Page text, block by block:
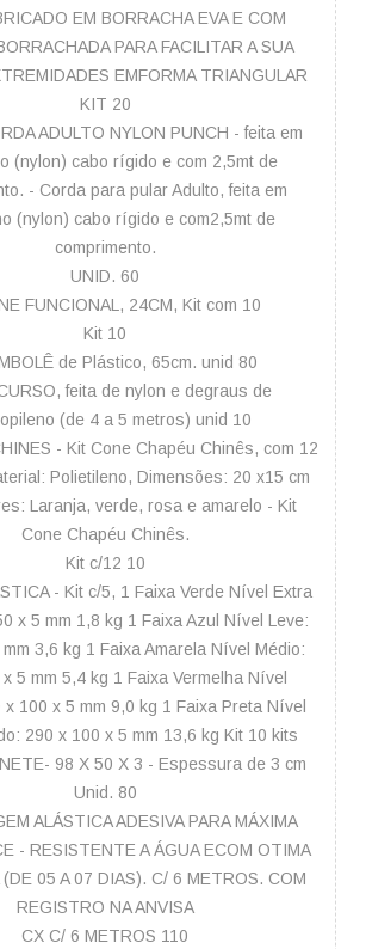
EM BORRACHA EVA E COM
PARA FACILITAR A SUA
EMFORMA TRIANGULAR
KIT 20
ADULTO NYLON PUNCH - feita em
(nylon) cabo rígido e com 2,5mt de
- Corda para pular Adulto, feita em
(nylon) cabo rígido e com2,5mt de
comprimento.
UNID. 60
FUNCIONAL, 24CM, Kit com 10
Kit 10
de Plástico, 65cm. unid 80
feita de nylon e degraus de
(de 4 a 5 metros) unid 10
- Kit Cone Chapéu Chinês, com 12
Polietileno, Dimensões: 20 x15 cm
Laranja, verde, rosa e amarelo - Kit
Cone Chapéu Chinês.
Kit c/12 10
- Kit c/5, 1 Faixa Verde Nível Extra
x 5 mm 1,8 kg 1 Faixa Azul Nível Leve:
3,6 kg 1 Faixa Amarela Nível Médio:
5 mm 5,4 kg 1 Faixa Vermelha Nível
100 x 5 mm 9,0 kg 1 Faixa Preta Nível
290 x 100 x 5 mm 13,6 kg Kit 10 kits
98 X 50 X 3 - Espessura de 3 cm
Unid. 80
ALÁSTICA ADESIVA PARA MÁXIMA
- RESISTENTE A ÁGUA ECOM OTIMA
(DE 05 A 07 DIAS). C/ 6 METROS. COM
REGISTRO NA ANVISA
CX C/ 6 METROS 110